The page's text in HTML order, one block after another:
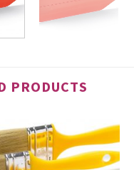
PRODUCTS